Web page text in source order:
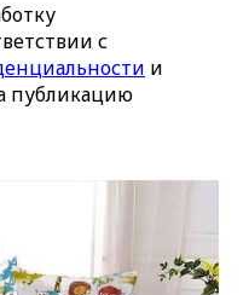
с
и
публикацию